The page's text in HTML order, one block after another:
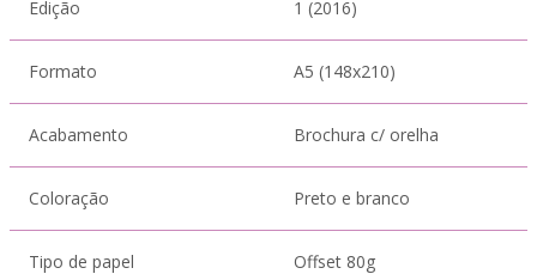
Edição 1 (2016)
Formato A5 (148x210)
Acabamento Brochura c/ orelha
Coloração Preto e branco
Tipo de papel Offset 80g